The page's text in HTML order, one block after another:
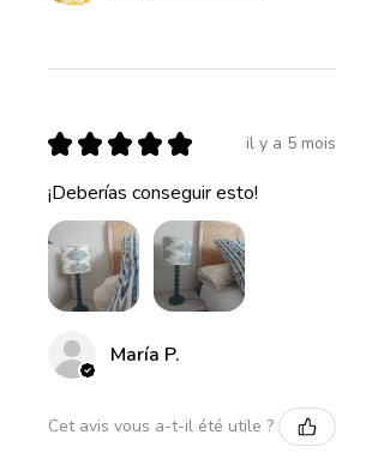
★ ★ ★ ★ ★ il y a 5 mois
¡Deberías conseguir esto!
María P.
Cet avis vous a-t-il été utile ?